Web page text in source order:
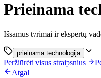
Prieinama
Išsamūs tyrimai ir ekspertų
prieinama technologija
Peržiūrėti visus straipsnius
Atgal